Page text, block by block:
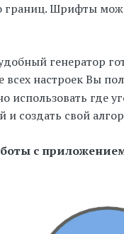
Шрифты
генератор
настроек Вы
использовать где
и создать свой
с